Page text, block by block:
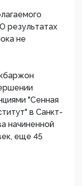
результатах
не
"Сенная
в Санкт-
начиненной
еще 45